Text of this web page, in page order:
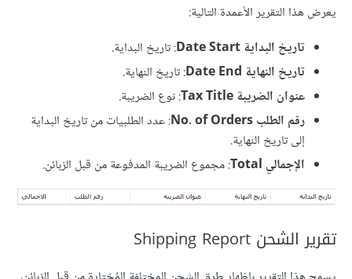
يعرض هذا التقرير الأعمدة التالية:
تاريخ البداية Date Start
: تاريخ البداية.
تاريخ النهاية Date End
: تاريخ النهاية.
عنوان الضريبة Tax Title
: نوع الضريبة.
رقم الطلب No. of Orders
: عدد الطلبيات من تاريخ البداية
إلى تاريخ النهاية.
الإجمالي Total
: مجموع الضريبة المدفوعة من قبل الزبائن.
تقرير الشحن Shipping Report